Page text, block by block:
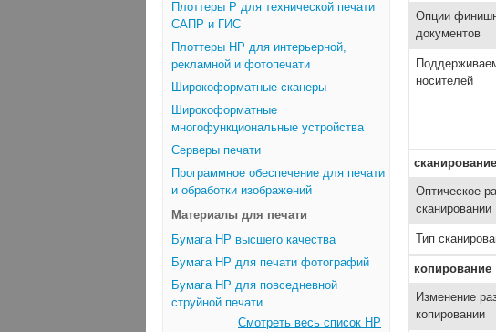
Плоттеры Р для технической печати
САПР и ГИС
Плоттеры НР для интерьерной,
рекламной и фотопечати
Широкоформатные сканеры
Широкоформатные
многофункциональные устройства
Серверы печати
Программное обеспечение для печати
и обработки изображений
Материалы для печати
Бумага HP высшего качества
Бумага HP для печати фотографий
Бумага HP для повседневной
струйной печати
Смотреть весь список HP
Опции
документов
носителей
сканирование
Оптическое
сканировании
Тип
копирование
Изменение
копировании